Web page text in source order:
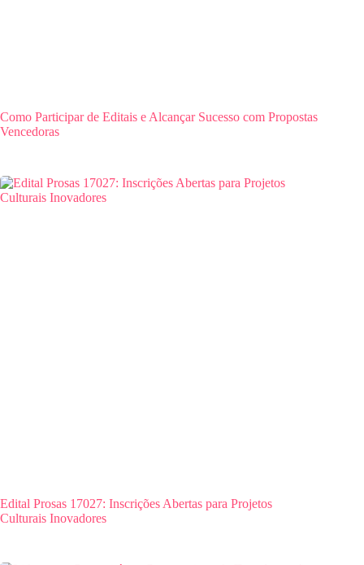
Como Participar de Editais e Alcançar Sucesso com Propostas
Vencedoras
Edital Prosas 17027: Inscrições Abertas para Projetos
Culturais Inovadores